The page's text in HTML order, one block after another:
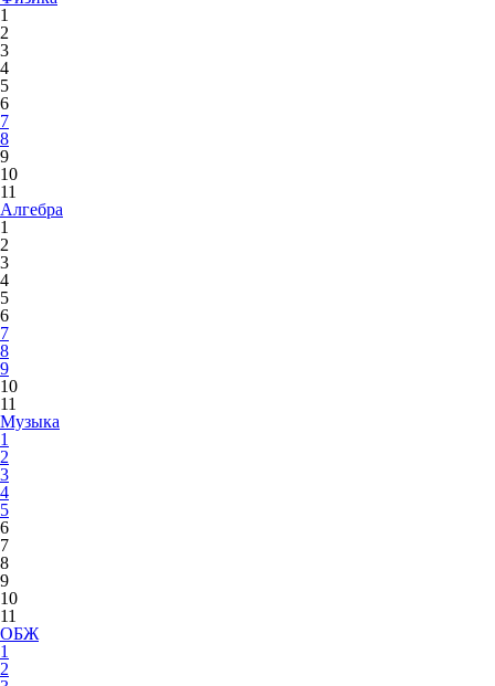
1
2
3
4
5
6
7
8
9
10
11
Алгебра
1
2
3
4
5
6
7
8
9
10
11
Музыка
1
2
3
4
5
6
7
8
9
10
11
ОБЖ
1
2